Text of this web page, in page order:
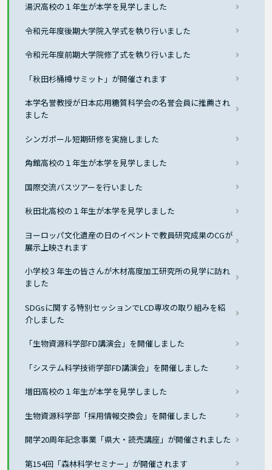
湯沢高校の１年生が本学を見学しました
令和元年度後期大学院入学式を執り行いました
令和元年度前期大学院修了式を執り行いました
「秋田杉桶樽サミット」が開催されます
本学名誉教授が日本応用糖質科学会の名誉会員に推薦され
ました
シンガポール短期研修を実施しました
角館高校の１年生が本学を見学しました
国際交流バスツアーを行いました
秋田北高校の１年生が本学を見学しました
ヨーロッパ文化遺産の日のイベントで教員研究成果のCGが
展示上映されます
小学校３年生の皆さんが木材高度加工研究所の見学に訪れ
ました
SDGsに関する特別セッションでLCD専攻の取り組みを紹
介しました
「生物資源科学部FD講演会」を開催しました
「システム科学技術学部FD講演会」を開催しました
増田高校の１年生が本学を見学しました
生物資源科学部「採用情報交換会」を開催しました
開学20周年記念事業「県大・読売講座」が開催されました
第154回「森林科学セミナー」が開催されます